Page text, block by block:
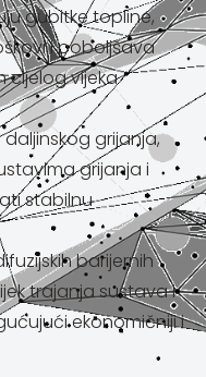
gubitke topline,
i poboljšava
cijelog vijeka
grijanja,
grijanja i
stabilnu
barijernih
trajanja sustava i
ekonomičniji i